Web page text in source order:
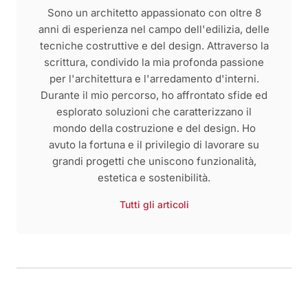
Sono un architetto appassionato con oltre 8
anni di esperienza nel campo dell'edilizia, delle
tecniche costruttive e del design. Attraverso la
scrittura, condivido la mia profonda passione
per l'architettura e l'arredamento d'interni.
Durante il mio percorso, ho affrontato sfide ed
esplorato soluzioni che caratterizzano il
mondo della costruzione e del design. Ho
avuto la fortuna e il privilegio di lavorare su
grandi progetti che uniscono funzionalità,
estetica e sostenibilità.
Tutti gli articoli